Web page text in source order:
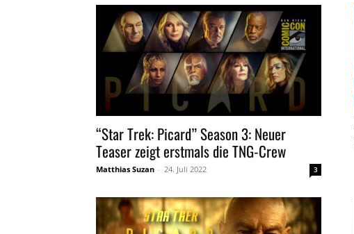
“Star Trek: Picard” Season 3: Neuer
Teaser zeigt erstmals die TNG-Crew
Matthias Suzan - 24. Juli 2022 3